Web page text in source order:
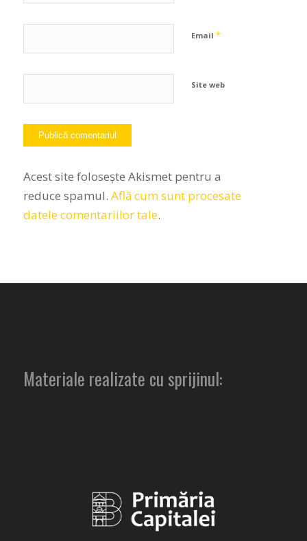
Email *
Site web
Acest site folosește Akismet pentru a
reduce spamul. Află cum sunt procesate
datele comentariilor tale.
Materiale realizate cu sprijinul: